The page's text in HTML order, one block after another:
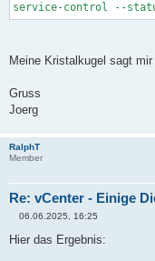
service-control --
Meine Kristalkugel sagt
Gruss
Joerg
RalphT
Member
Re: vCenter - Einige
06.06.2025, 16:25
Hier das Ergebnis: